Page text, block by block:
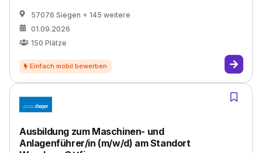
57076 Siegen + 145 weitere
01.09.2026
150 Plätze
Ausbildung zum Maschinen- und
Anlagenführer/in (m/w/d) am Standort